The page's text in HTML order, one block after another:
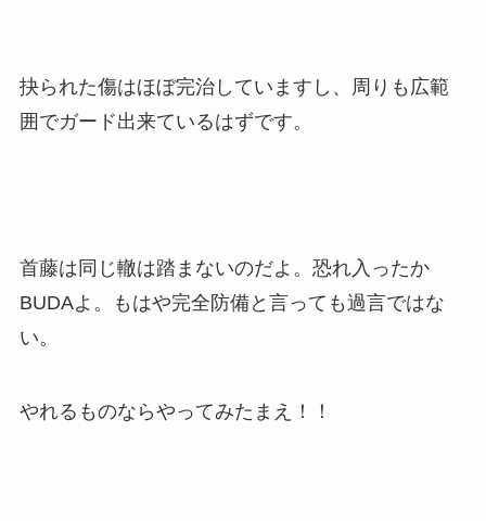
抉られた傷はほぼ完治していますし、周りも広範
囲でガード出来ているはずです。
首藤は同じ轍は踏まないのだよ。恐れ入ったか
BUDAよ。もはや完全防備と言っても過言ではな
い。
やれるものならやってみたまえ！！